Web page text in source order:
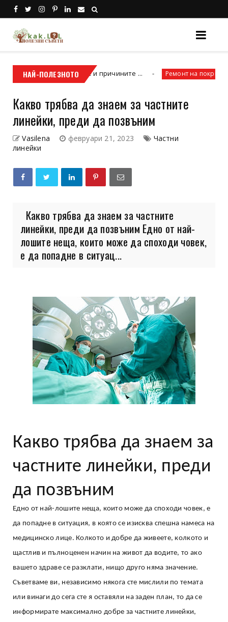
НАЙ-ПОЛЕЗНОТО
научете и причините ... Ремонт на покриви Как
Какво трябва да знаем за частните
линейки, преди да позвъним
Vasilena февруари 21, 2023
Частни
линейки
Какво трябва да знаем за частните
линейки, преди да позвъним Едно от най-
лошите неща, които може да споходи човек,
е да попадне в ситуац...
Какво трябва да знаем за
частните линейки, преди
да позвъним
Едно от най-лошите неща, които може да споходи човек, е
да попадне в ситуация, в която се изисква спешна намеса на
медицинско лице. Колкото и добре да живеете, колкото и
щастлив и пълноценен начин на живот да водите, то ако
вашето здраве се разклати, нищо друго няма значение.
Съветваме ви, независимо някога сте мислили по темата
или винаги до сега сте я оставяли на заден план, то да се
информирате максимално добре за частните линейки,